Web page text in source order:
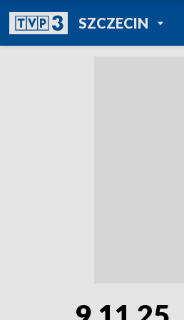
SZCZECINPOWRÓT DO
TVP REGIONY